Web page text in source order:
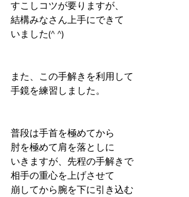
すこしコツが要りますが、
結構みなさん上手にできて
いました(^ ^)
また、この手解きを利用して
手鏡を練習しました。
普段は手首を極めてから
肘を極めて肩を落としに
いきますが、先程の手解きで
相手の重心を上げさせて
崩してから腕を下に引き込む